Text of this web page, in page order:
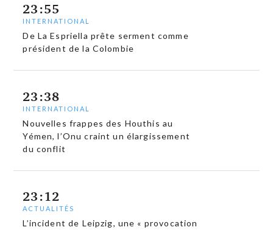
23:55
INTERNATIONAL
De La Espriella prête serment comme
président de la Colombie
23:38
INTERNATIONAL
Nouvelles frappes des Houthis au
Yémen, l’Onu craint un élargissement
du conflit
23:12
ACTUALITÉS
L’incident de Leipzig, une « provocation